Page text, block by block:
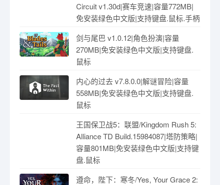
Circuit v1.30d|赛车竞速|容量772MB|
免安装绿色中文版|支持键盘.鼠标.手柄
剑与尾巴 v1.0.12|角色扮演|容量
270MB|免安装绿色中文版|支持键盘.
鼠标
内心的过去 v7.8.0.0|解谜冒险|容量
558MB|免安装绿色中文版|支持键盘.
鼠标
王国保卫战5：联盟/Kingdom Rush 5:
Alliance TD Build.15984087|塔防策略|
容量801MB|免安装绿色中文版|支持键
盘.鼠标
遵命，陛下：寒冬/Yes, Your Grace 2: